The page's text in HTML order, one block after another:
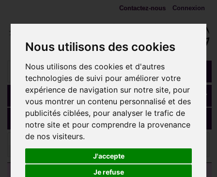
Nous utilisons des cookies
Nous utilisons des cookies et d'autres
technologies de suivi pour améliorer votre
expérience de navigation sur notre site, pour
vous montrer un contenu personnalisé et des
publicités ciblées, pour analyser le trafic de
notre site et pour comprendre la provenance
de nos visiteurs.
J'accepte
Je refuse
Connexion
Contactez-nous
Panier (vide)
MENU
ANNEAUX, fers à cheval, spirales
cheval avec 2 boules à visser titane 1,6 mm TCB